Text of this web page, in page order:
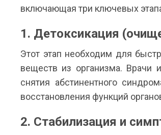
включающая три ключевых
1. Детоксикация
Этот этап необходим для
веществ из организма. Врачи
снятия абстинентного
восстановления функций
2. Стабилизация и